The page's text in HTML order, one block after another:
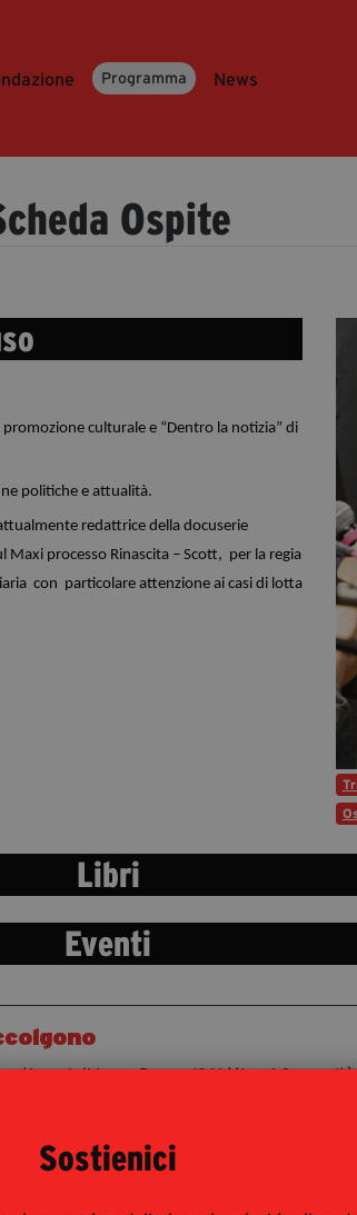
Sostienici
Programma News
Ospite
promozione culturale e “Dentro la notizia” di
politiche e attualità.
redattrice della docuserie
processo Rinascita – Scott,  per la regia
con  particolare attenzione ai casi di lotta
Libri
Eventi
di Luna Rossa (SAI Minori
Matteo Maria Zuppi
cura dell’Associazione Famiglie Accoglienti,